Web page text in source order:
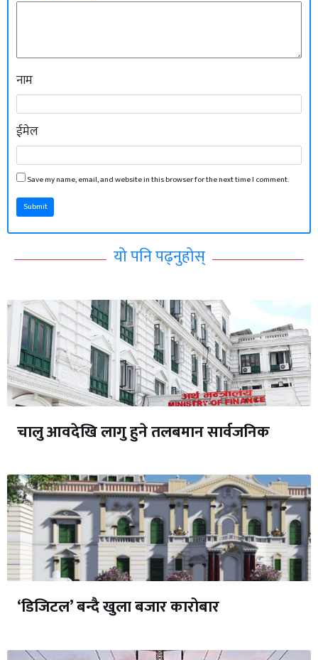
नाम
ईमेल
Save my name, email, and website in this browser for the next time I comment.
Submit
यो पनि पढ्नुहोस्
चालु आवदेखि लागु हुने तलबमान सार्वजनिक
‘डिजिटल’ बन्दै खुला बजार कारोबार